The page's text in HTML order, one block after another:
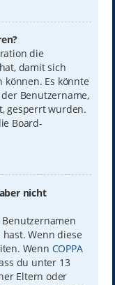
die
damit sich
Es könnte
Benutzername,
gesperrt wurden.
Board-
nicht
Wenn diese
Wenn COPPA
du unter 13
Eltern oder